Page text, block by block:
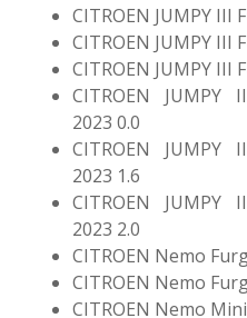
CITROEN JUMPY III
CITROEN JUMPY III
CITROEN JUMPY III
CITROEN JUMPY
2023 0.0
CITROEN JUMPY
2023 1.6
CITROEN JUMPY
2023 2.0
CITROEN Nemo
CITROEN Nemo
CITROEN Nemo